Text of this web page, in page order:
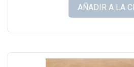
AÑADIR A LA